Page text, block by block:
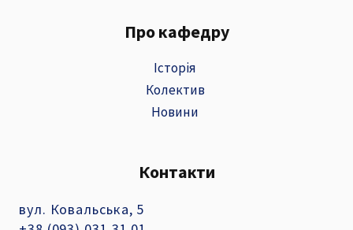
Про кафедру
Історія
Колектив
Новини
Контакти
вул. Ковальська, 5